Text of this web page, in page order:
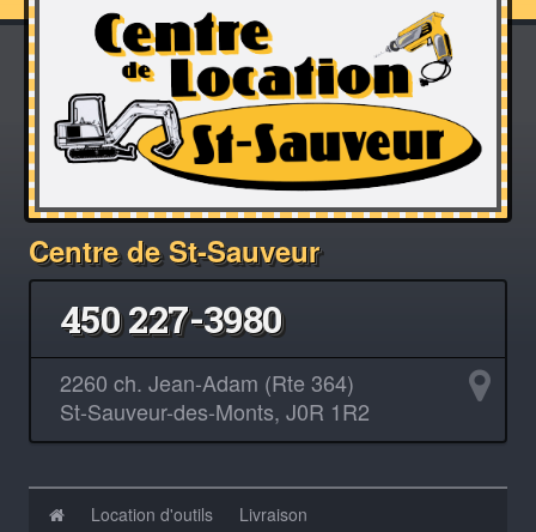
Centre de St-Sauveur
450 227-3980
2260 ch. Jean-Adam (Rte 364)
St-Sauveur-des-Monts, J0R 1R2
Location d'outils Livraison